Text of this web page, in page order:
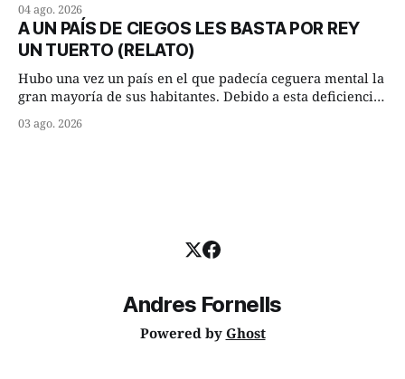
lugar del río que debía este nombre a la pronunciada
curva que la corriente fluvial presentaba en aquel punto.
Habían dispuesto que
04 ago. 2026
A UN PAÍS DE CIEGOS LES BASTA POR REY
UN TUERTO (RELATO)
Hubo una vez un país en el que padecía ceguera mental la
gran mayoría de sus habitantes. Debido a esta deficiencia,
superiores en número a los que no padecían ninguna
03 ago. 2026
Andres Fornells
Powered by Ghost